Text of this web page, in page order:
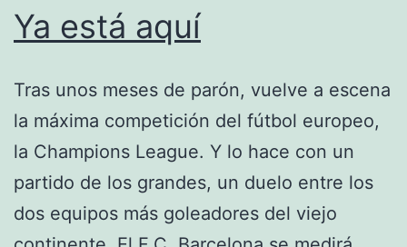
Ya está aquí
Tras unos meses de parón, vuelve a escena
la máxima competición del fútbol europeo,
la Champions League. Y lo hace con un
partido de los grandes, un duelo entre los
dos equipos más goleadores del viejo